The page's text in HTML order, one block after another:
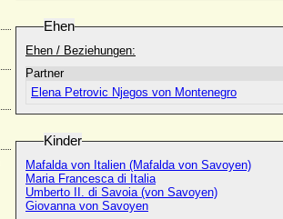
Ehen
Ehen / Beziehungen:
Partner
Elena Petrovic Njegos von Montenegro
Kinder
Mafalda von Italien (Mafalda von Savoyen)
Maria Francesca di Italia
Umberto II. di Savoia (von Savoyen)
Giovanna von Savoyen